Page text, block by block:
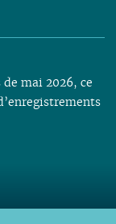
mai 2026, ce